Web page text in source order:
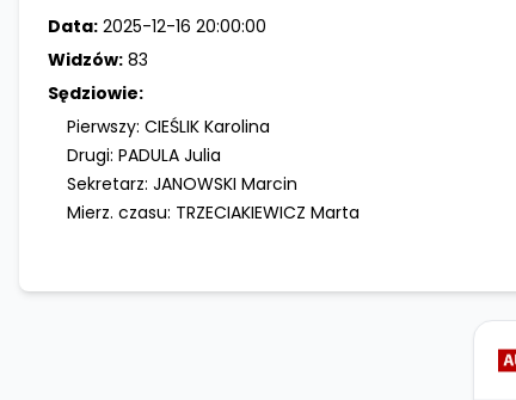
Data: 2025-12-16 20:00:00
Widzów: 83
Sędziowie:
Pierwszy: CIEŚLIK Karolina
Drugi: PADULA Julia
Sekretarz: JANOWSKI Marcin
Mierz. czasu: TRZECIAKIEWICZ Marta